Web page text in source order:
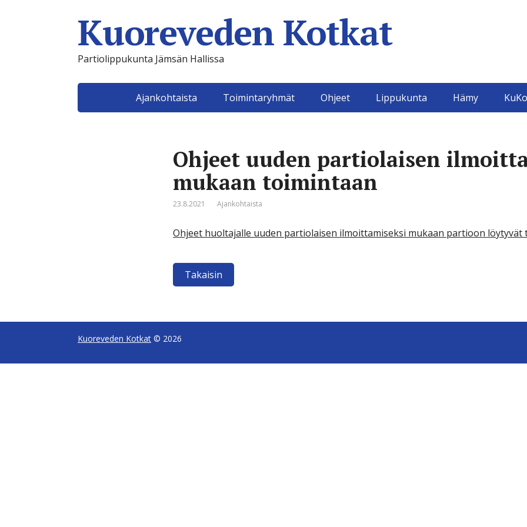
Kuoreveden Kotkat
Partiolippukunta Jämsän Hallissa
Ajankohtaista Toimintaryhmät Ohjeet Lippukunta Hämy
Ohjeet uuden partiolaisen
mukaan toimintaan
23.8.2021 Ajankohtaista
Ohjeet huoltajalle uuden partiolaisen ilmoittamiseksi mukaan partioon löytyvät
Takaisin
Kuoreveden Kotkat © 2026